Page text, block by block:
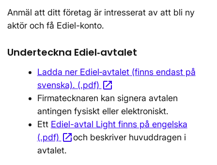
Anmäl att ditt företag är intresserat av att bli ny
aktör och få Ediel-konto.
Underteckna Ediel‑avtalet
Ladda ner Ediel‑avtalet (finns endast på
svenska). (.pdf) open_in_new
Firmatecknaren kan signera avtalen
antingen fysiskt eller elektroniskt.
Ett Ediel-avtal Light finns på engelska
(.pdf) open_in_newÖppnas i nytt fönster
och beskriver huvuddragen i
avtalet.